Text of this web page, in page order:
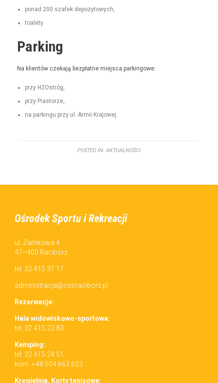
pon­ad 200 szafek depozytowych,
toale­ty.
Parking
Na klien­tów czeka­ją bezpłatne miejs­ca parkingowe:
przy H2Ostróg,
przy Pias­torze,
na parkingu przy ul. Armii Krajowej.
POSTED IN: AKTUALNOŚCI
Ośrodek Sportu i Rekreacji
ul. Zamkowa 4
47–400 Racibórz
tel. 32 415 37 17
administracja@osirraciborz.pl
Rez­erwac­je:
Hala wid­owiskowo-sportowa:
tel. 32 415 22 83
Kemp­ing:
tel. 32 415 24 51
kom. +48 504 663 623
Kręgiel­nia, Korty tenisowe: